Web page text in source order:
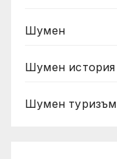
Шумен
Шумен история
Шумен туризъм